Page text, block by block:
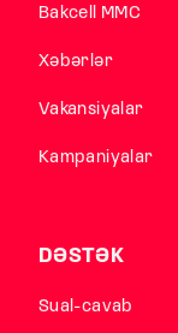
Bakcell MMC
Xəbərlər
Vakansiyalar
Kampaniyalar
DƏSTƏK
Sual-cavab